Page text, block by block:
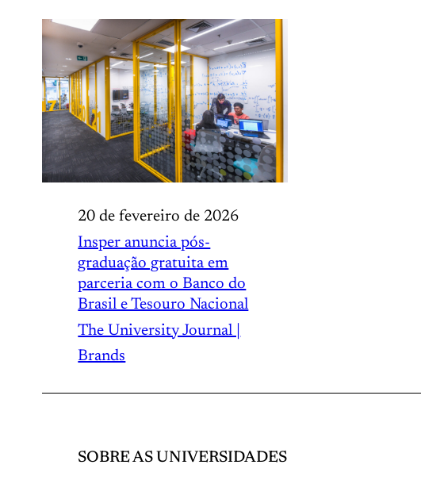
20 de fevereiro de 2026
Insper anuncia pós-
graduação gratuita em
parceria com o Banco do
Brasil e Tesouro Nacional
The University Journal |
Brands
SOBRE AS UNIVERSIDADES